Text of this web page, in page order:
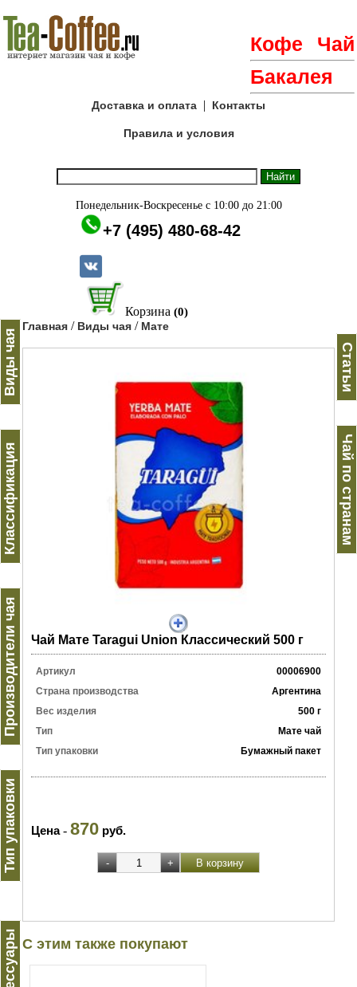
Кофе
Чай
Бакалея
Доставка и оплата | Контакты
Правила и условия
Понедельник-Воскресенье с 10:00 до 21:00
+7 (495) 480-68-42
Корзина (0)
Виды чая
Классификация
Производители чая
Тип упаковки
Главная / Виды чая / Мате
Чай Мате Taragui Union Классический 500 г
Артикул
00006900
Страна производства
Аргентина
Вес изделия
500 г
Тип
Мате чай
Тип упаковки
Бумажный пакет
Цена- 870 руб.
С этим также покупают
Статьи
Чай по странам